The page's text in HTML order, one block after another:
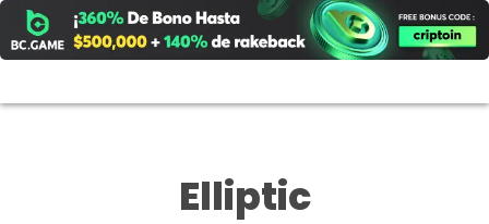
al
contenido
Elliptic